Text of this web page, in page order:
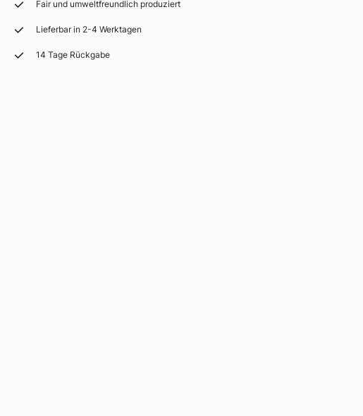
Fair und umweltfreundlich produziert
Lieferbar in 2-4 Werktagen
14 Tage Rückgabe